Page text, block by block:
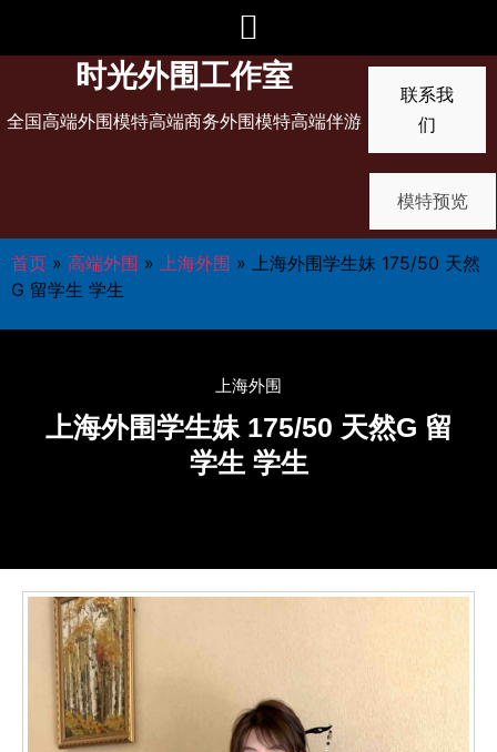
时光外围工作室
全国高端外围模特高端商务外围模特高端伴游
联系我
们
模特预览
首页 » 高端外围 » 上海外围 » 上海外围学生妹 175/50 天然
G 留学生 学生
上海外围
上海外围学生妹 175/50 天然G 留
学生 学生